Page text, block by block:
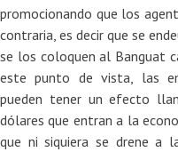
promocionando que los
contraria, es decir que se
se los coloquen al Banguat
este punto de vista, las
pueden tener un efecto
dólares que entran a la
que ni siquiera se drene a